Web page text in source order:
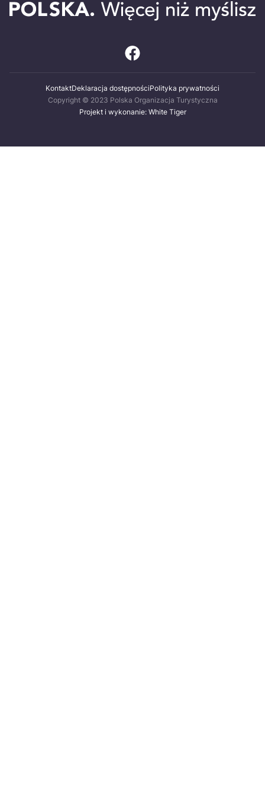
KontaktDeklaracja dostępnościPolityka prywatności
Copyright © 2023 Polska Organizacja Turystyczna
Projekt i wykonanie: White Tiger